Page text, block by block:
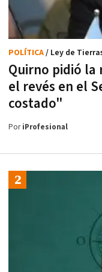
Quirno pidió la
el revés en el
costado"
POLÍTICA/ Ley de
PoriProfesional